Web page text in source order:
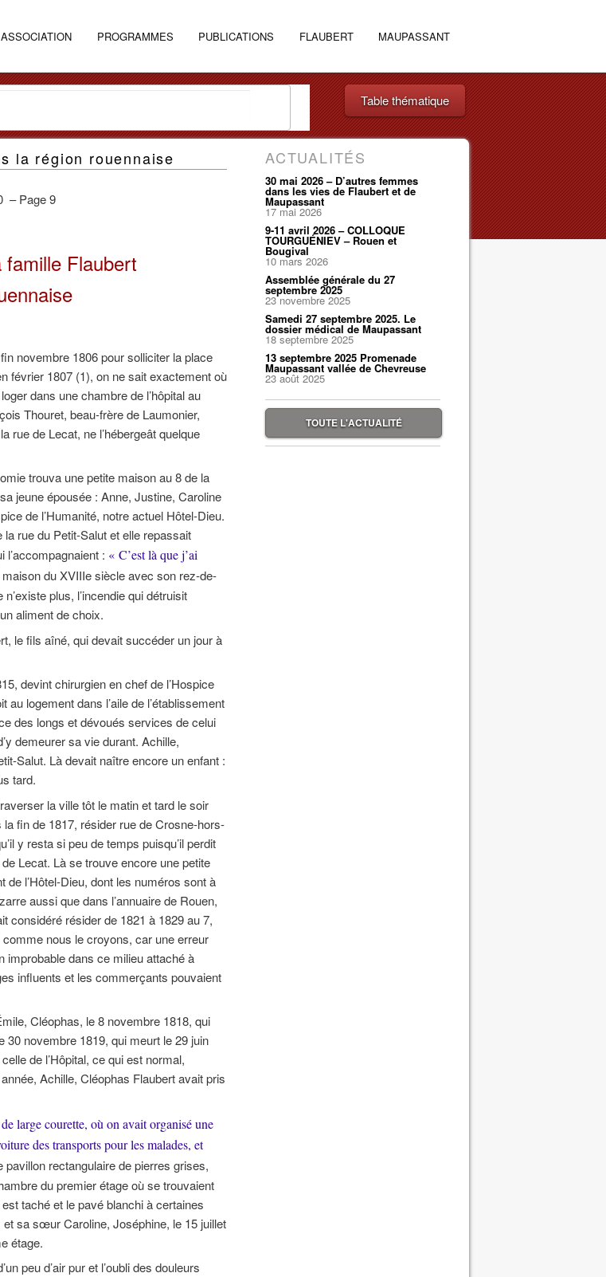
ASSOCIATION PROGRAMMES PUBLICATIONS FLAUBERT MAUPASSANT
Table thématique
la région rouennaise
– Page 9
Flaubert
novembre 1806 pour solliciter la place
février 1807 (1), on ne sait exactement où
dans une chambre de l’hôpital au
Thouret, beau-frère de Laumonier,
rue de Lecat, ne l’hébergeât quelque
trouva une petite maison au 8 de la
jeune épousée : Anne, Justine, Caroline
de l’Humanité, notre actuel Hôtel-Dieu.
rue du Petit-Salut et elle repassait
: « C’est là que j’ai
maison du XVIIIe siècle avec son rez-de-
plus, l’incendie qui détruisit
aliment de choix.
le fils aîné, qui devait succéder un jour à
devint chirurgien en chef de l’Hospice
logement dans l’aile de l’établissement
des longs et dévoués services de celui
demeurer sa vie durant. Achille,
Salut. Là devait naître encore un enfant :
tard.
la ville tôt le matin et tard le soir
fin de 1817, résider rue de Crosne-hors-
y resta si peu de temps puisqu’il perdit
Lecat. Là se trouve encore une petite
de l’Hôtel-Dieu, dont les numéros sont à
aussi que dans l’annuaire de Rouen,
considéré résider de 1821 à 1829 au 7,
nous le croyons, car une erreur
improbable dans ce milieu attaché à
influents et les commerçants pouvaient
Cléophas, le 8 novembre 1818, qui
30 novembre 1819, qui meurt le 29 juin
de l’Hôpital, ce qui est normal,
Achille, Cléophas Flaubert avait pris
large courette, où on avait organisé une
des transports pour les malades, et
pavillon rectangulaire de pierres grises,
du premier étage où se trouvaient
taché et le pavé blanchi à certaines
sa sœur Caroline, Joséphine, le 15 juillet
étage.
peu d’air pur et l’oubli des douleurs
ACTUALITÉS
30 mai 2026 – D’autres femmes
dans les vies de Flaubert et de
Maupassant
17 mai 2026
9-11 avril 2026 – COLLOQUE
TOURGUÉNIEV – Rouen et
Bougival
10 mars 2026
Assemblée générale du 27
septembre 2025
23 novembre 2025
Samedi 27 septembre 2025. Le
dossier médical de Maupassant
18 septembre 2025
13 septembre 2025 Promenade
Maupassant vallée de Chevreuse
23 août 2025
TOUTE L'ACTUALITÉ